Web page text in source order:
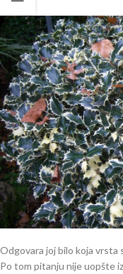
Odgovara joj bilo koja
Po tom pitanju nije uopšte